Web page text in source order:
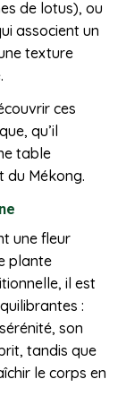
de lotus), ou
associent un
texture
ces
qu’il
table
du Mékong.
une fleur
plante
il est
:
son
tandis que
le corps en